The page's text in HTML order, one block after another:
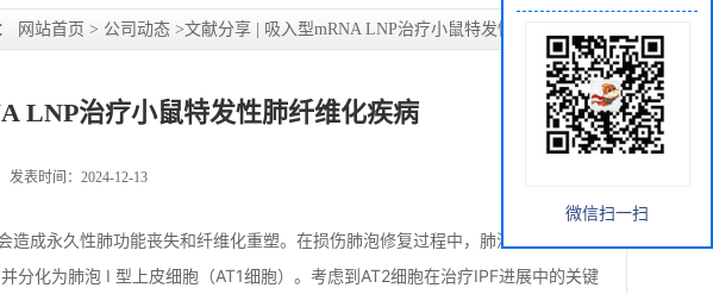
网站首页 > 公司动态 >文献分享 | 吸入型mRNA LNP治疗小鼠特发性肺纤维化疾病
LNP治疗小鼠特发性肺纤维化疾病
发表时间：2024-12-13
成永久性肺功能丧失和纤维化重塑。在损伤肺泡修复过程中，肺泡II 型上皮细
分化为肺泡 I 型上皮细胞（AT1细胞）。考虑到AT2细胞在治疗IPF进展中的关键
微信扫一扫